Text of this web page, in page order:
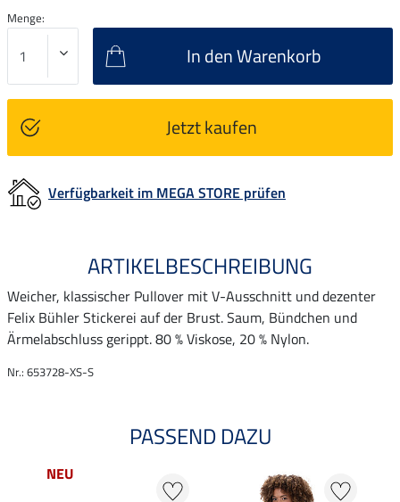
Menge:
In den Warenkorb
Jetzt kaufen
Verfügbarkeit im MEGA STORE prüfen
ARTIKELBESCHREIBUNG
Weicher, klassischer Pullover mit V-Ausschnitt und dezenter
Felix Bühler Stickerei auf der Brust. Saum, Bündchen und
Ärmelabschluss gerippt. 80 % Viskose, 20 % Nylon.
Nr.: 653728-XS-S
PASSEND DAZU
NEU